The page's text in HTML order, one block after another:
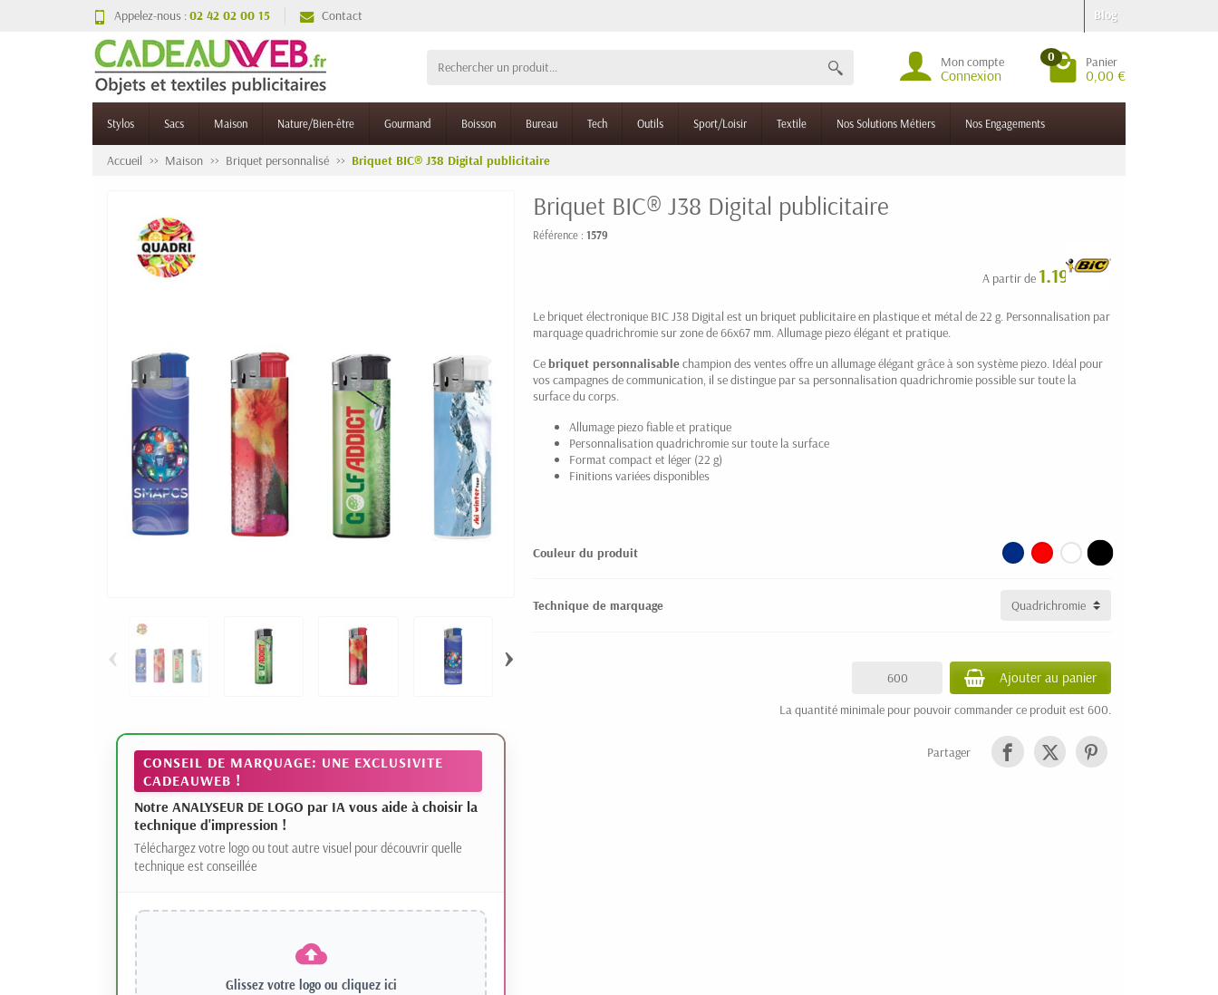
Appelez-nous :02 42 02 00 15 Contact Blog
Mon compte
Connexion
0 Panier
0,00 €
Stylos Sacs Maison Nature/Bien-être Gourmand Boisson Bureau Tech Outils Sport/Loisir Textile Nos Solutions Métiers Nos Engagements
Accueil Maison Briquet personnalisé Briquet BIC® J38 Digital publicitaire
‹ ›
CONSEIL DE MARQUAGE: UNE EXCLUSIVITE
CADEAUWEB !
Notre ANALYSEUR DE LOGO par IA vous aide à choisir la
technique d'impression !
Téléchargez votre logo ou tout autre visuel pour découvrir quelle
technique est conseillée
Glissez votre logo ou cliquez ici
Briquet BIC® J38 Digital publicitaire
Référence : 1579
A partir de 1.19 € HT
Le briquet électronique BIC J38 Digital est un briquet publicitaire en plastique et métal de 22 g. Personnalisation par
marquage quadrichromie sur zone de 66x67 mm. Allumage piezo élégant et pratique.
Cebriquet personnalisablechampion des ventes offre un allumage élégant grâce à son système piezo. Idéal pour
vos campagnes de communication, il se distingue par sa personnalisation quadrichromie possible sur toute la
surface du corps.
Allumage piezo fiable et pratique
Personnalisation quadrichromie sur toute la surface
Format compact et léger (22 g)
Finitions variées disponibles
Couleur du produit
Technique de marquage
Ajouter au panier
La quantité minimale pour pouvoir commander ce produit est 600.
Partager